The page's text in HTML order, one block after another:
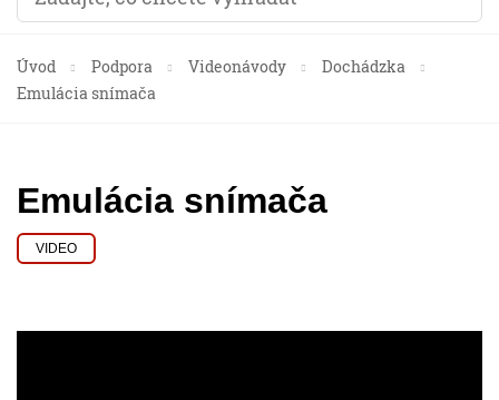
Úvod Podpora Videonávody
Dochádzka
Emulácia snímača
Emulácia snímača
VIDEO